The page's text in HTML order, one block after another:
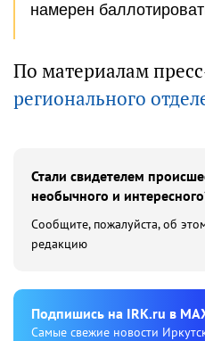
намерен
По материалам
регионального
Стали свидетелем
необычного и
Сообщите, пожалуйста, об
редакцию
Подпишиcь на IRK.ru в
Cамые свежие новости